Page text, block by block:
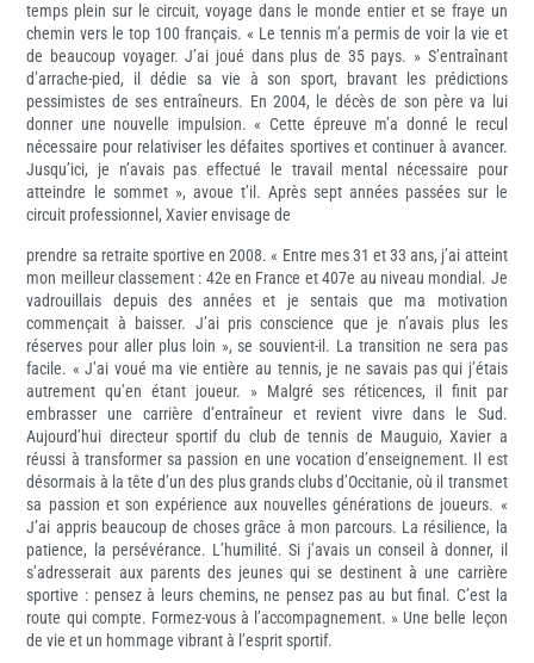
temps plein sur le circuit, voyage dans le monde entier et se fraye un
chemin vers le top 100 français. « Le tennis m’a permis de voir la vie et
de beaucoup voyager. J’ai joué dans plus de 35 pays. » S’entraînant
d’arrache-pied, il dédie sa vie à son sport, bravant les prédictions
pessimistes de ses entraîneurs. En 2004, le décès de son père va lui
donner une nouvelle impulsion. « Cette épreuve m’a donné le recul
nécessaire pour relativiser les défaites sportives et continuer à avancer.
Jusqu’ici, je n’avais pas effectué le travail mental nécessaire pour
atteindre le sommet », avoue t’il. Après sept années passées sur le
circuit professionnel, Xavier envisage de
prendre sa retraite sportive en 2008. « Entre mes 31 et 33 ans, j’ai atteint
mon meilleur classement : 42e en France et 407e au niveau mondial. Je
vadrouillais depuis des années et je sentais que ma motivation
commençait à baisser. J’ai pris conscience que je n’avais plus les
réserves pour aller plus loin », se souvient-il. La transition ne sera pas
facile. « J’ai voué ma vie entière au tennis, je ne savais pas qui j’étais
autrement qu’en étant joueur. » Malgré ses réticences, il finit par
embrasser une carrière d’entraîneur et revient vivre dans le Sud.
Aujourd’hui directeur sportif du club de tennis de Mauguio, Xavier a
réussi à transformer sa passion en une vocation d’enseignement. Il est
désormais à la tête d’un des plus grands clubs d’Occitanie, où il transmet
sa passion et son expérience aux nouvelles générations de joueurs. «
J’ai appris beaucoup de choses grâce à mon parcours. La résilience, la
patience, la persévérance. L’humilité. Si j’avais un conseil à donner, il
s’adresserait aux parents des jeunes qui se destinent à une carrière
sportive : pensez à leurs chemins, ne pensez pas au but final. C’est la
route qui compte. Formez-vous à l’accompagnement. » Une belle leçon
de vie et un hommage vibrant à l’esprit sportif.